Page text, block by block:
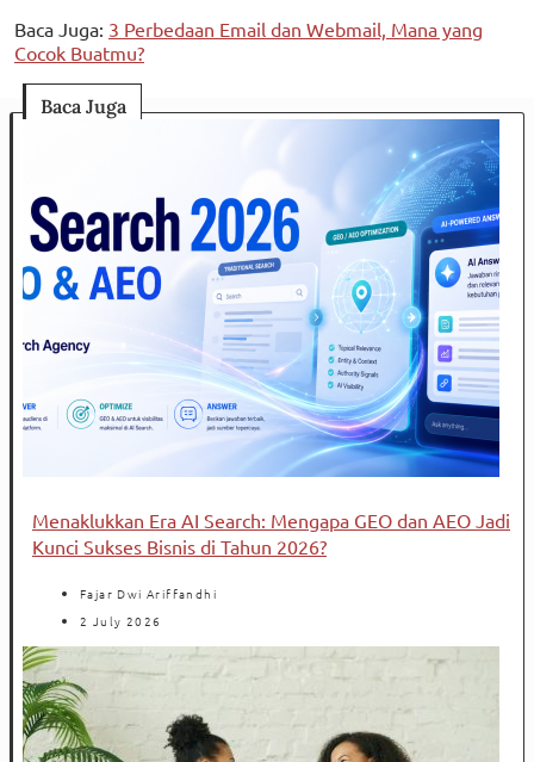
Baca Juga: 3 Perbedaan Email dan Webmail, Mana yang
Cocok Buatmu?
Baca Juga
Menaklukkan Era AI Search: Mengapa GEO dan AEO Jadi
Kunci Sukses Bisnis di Tahun 2026?
Fajar Dwi Ariffandhi
2 July 2026